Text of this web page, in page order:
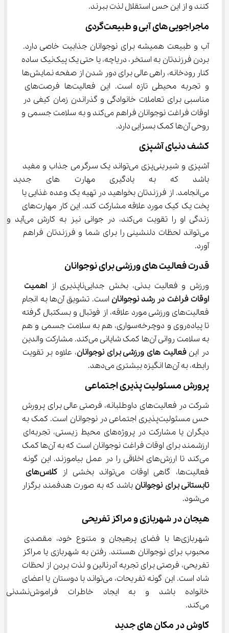
کنند و از این حس استقلال لذت ببرند.
ماجراجویی ‌های آبی و طبیعت‌گردی
آب و طبیعت همیشه برای نوجوانان جذابیت خاصی دارد.
بردن فرزندتان به استخر، دریاچه، یا حتی یک پیک‌نیک ساده
کنار رودخانه، راهی عالی برای دور شدن از صفحه نمایش‌ها
و تجربه محیطی تازه است. این فعالیت‌ها فرصت‌های
مناسبی برای تعاملات خانوادگی و گذراندن زمان کیفی در
اوقات فراغت نوجوانان فراهم می‌کند و به سلامت جسمی و
روحی آن‌ها کمک بسزایی دارد.
کشف دنیای آشپزی
آشپزی و شیرینی‌پزی می‌تواند یک سرگرمی جذاب و مفید
باشد که به یادگیری
می‌انجامد. از فرزندتان بخواهید در تهیه یک وعده غذایی یا
پخت یک کیک مورد علاقه مشارکت کند. این کار مهارت‌های
زندگی او را تقویت می‌کند، در جوانی نیز به کارش می‌آید و
می‌تواند لحظات دلنشینی را برای شما و فرزندتان فراهم
آورد.
قدرت فعالیت ‌های ورزشی برای نوجوانان
ورزش و فعالیت بدنی، بخش جدایی‌ناپذیری از
اهمیت
اوقات فراغت در رشد نوجوانان
است. تشویق آن‌ها به انجام
فعالیت‌های ورزشی مورد علاقه، از فوتبال و بسکتبال گرفته
تا پیاده‌روی و دوچرخه‌سواری، هم به سلامت جسمی و هم
به سلامت روانی آن‌ها کمک شایانی می‌کند. مشارکت والدین
در این فعالیت ‌های ورزشی برای نوجوانان
، علاوه بر تقویت
رابطه، به آن‌ها انگیزه بیشتری می‌دهد.
پرورش مسئولیت ‌پذیری اجتماعی
شرکت در فعالیت‌های داوطلبانه، فرصتی عالی برای پرورش
حس مسئولیت‌پذیری اجتماعی در نوجوانان است. کمک به
دیگران یا مشارکت در پروژه‌های محیط زیستی، تجربه‌ای
ارزشمند برای اوقات فراغت نوجوانان است که به آن‌ها کمک
می‌کند تا ارزش‌های اخلاقی را در عمل بیاموزند. این گونه
فعالیت‌ها، گاهی اوقات می‌تواند بخشی از
کلاس‌های
تابستانی برای نوجوانان باشد که به صورت هدفمند برگزار
می‌شود.
هیجان در شهربازی و مراکز تفریحی
شهربازی‌ها با فضای پرهیجان و متنوع خود، مقصدی
محبوب برای نوجوانان هستند. رفتن به شهربازی یا مراکز
تفریحی، فرصتی برای تجربه آدرنالین و لذت بردن از لحظات
شاد است. این گونه تفریحات، می‌تواند با دوستان یا اعضای
خانواده باشد و به ایجاد
می‌کند.
کاوش در مکان ‌های جدید